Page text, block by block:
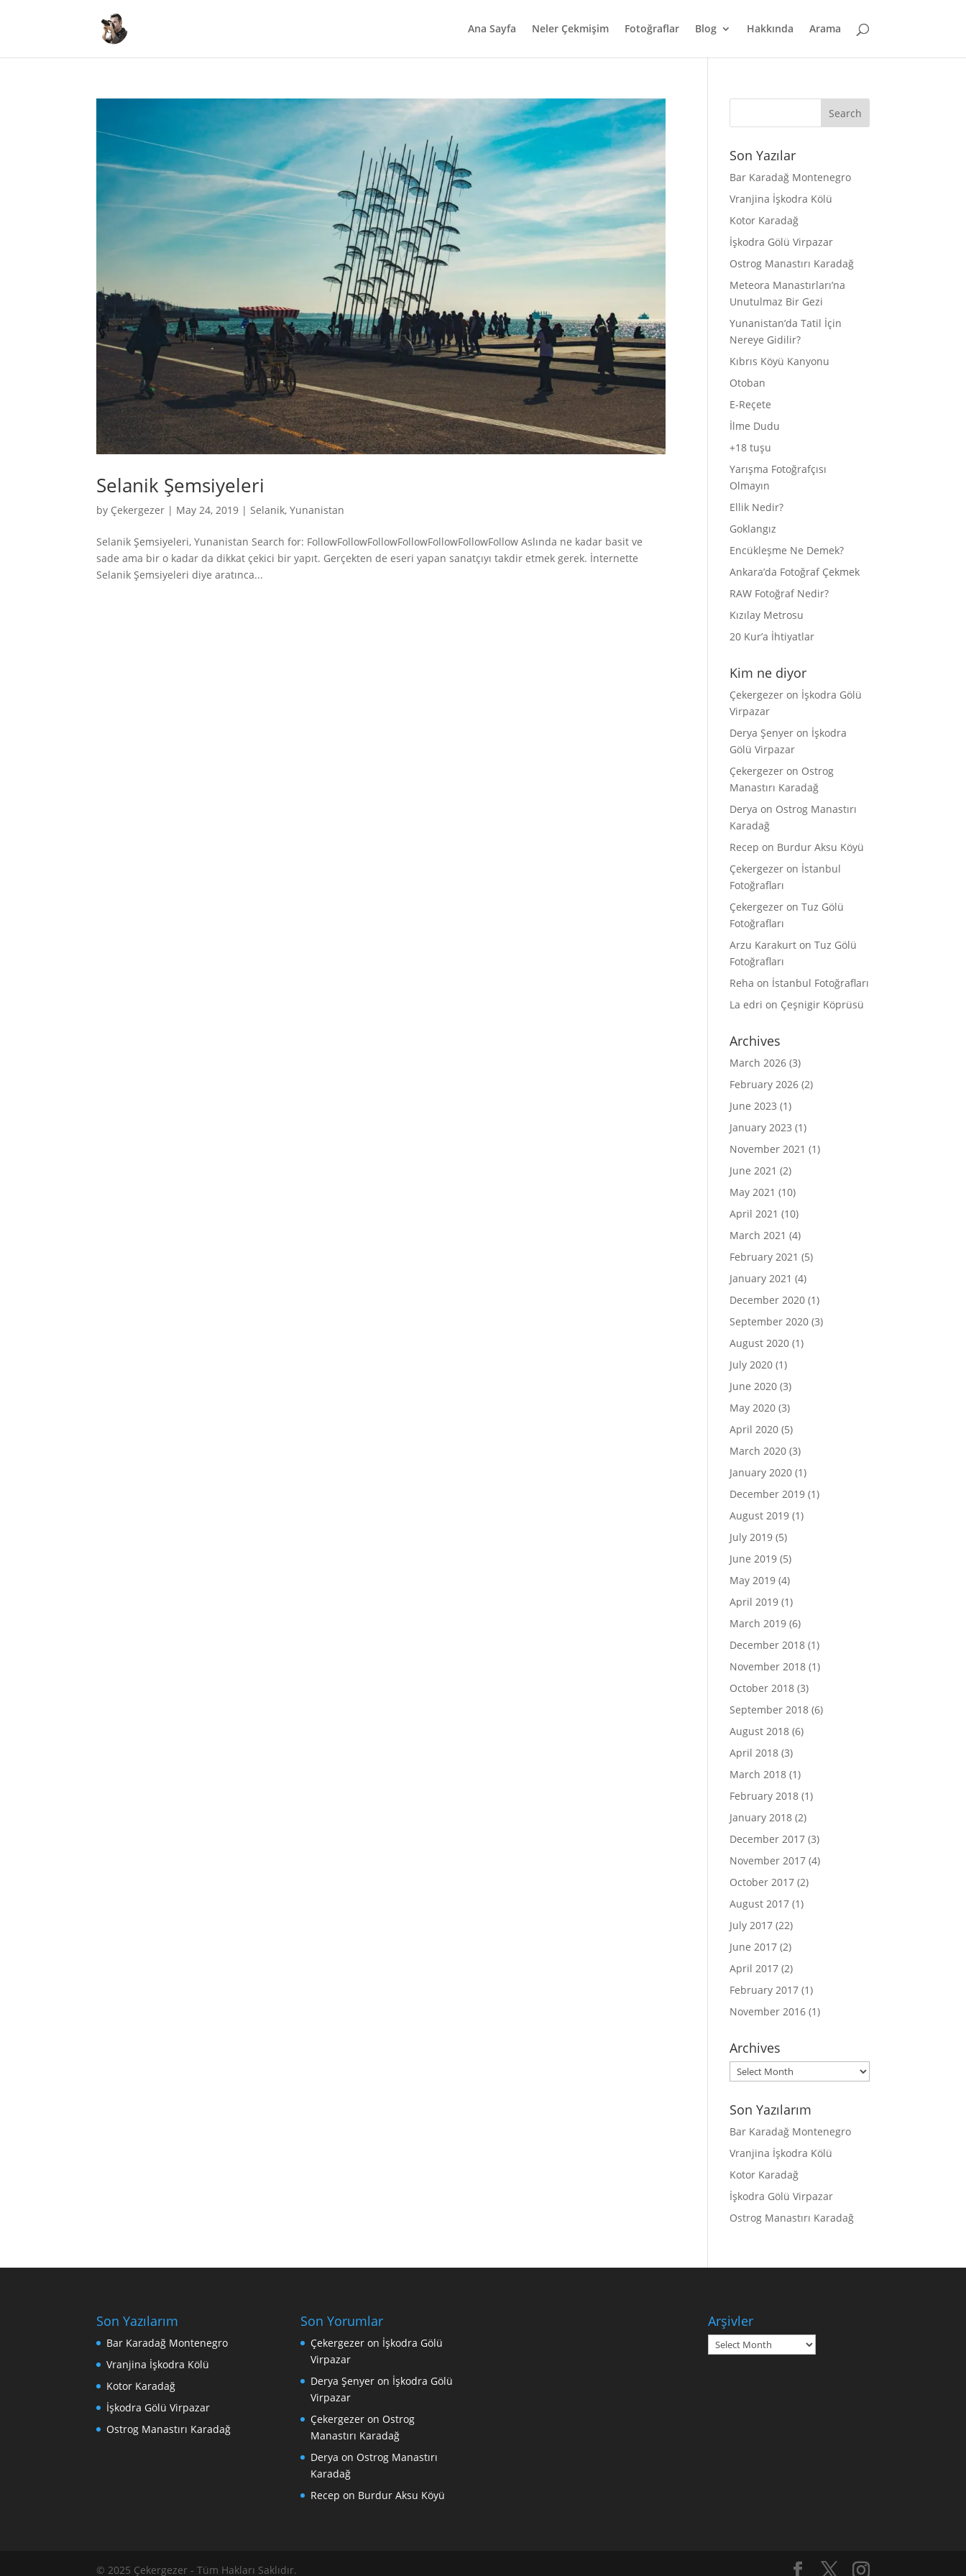
Ana Sayfa Neler Çekmişim Fotoğraflar Blog Hakkında Arama
Selanik Şemsiyeleri
by Çekergezer | May 24, 2019 | Selanik,Yunanistan
Selanik Şemsiyeleri, Yunanistan Search for: FollowFollowFollowFollowFollowFollowFollow Aslında ne kadar basit ve
sade ama bir o kadar da dikkat çekici bir yapıt. Gerçekten de eseri yapan sanatçıyı takdir etmek gerek. İnternette
Selanik Şemsiyeleri diye aratınca...
Son Yazılar
Bar Karadağ Montenegro
Vranjina İşkodra Kölü
Kotor Karadağ
İşkodra Gölü Virpazar
Ostrog Manastırı Karadağ
Meteora Manastırları’na
Unutulmaz Bir Gezi
Yunanistan’da Tatil İçin
Nereye Gidilir?
Kıbrıs Köyü Kanyonu
Otoban
E-Reçete
İlme Dudu
+18 tuşu
Yarışma Fotoğrafçısı
Olmayın
Ellik Nedir?
Goklangız
Encükleşme Ne Demek?
Ankara’da Fotoğraf Çekmek
RAW Fotoğraf Nedir?
Kızılay Metrosu
20 Kur’a İhtiyatlar
Kim ne diyor
Çekergezer on İşkodra Gölü
Virpazar
Derya Şenyer on İşkodra
Gölü Virpazar
Çekergezer on Ostrog
Manastırı Karadağ
Derya on Ostrog Manastırı
Karadağ
Recep on Burdur Aksu Köyü
Çekergezer on İstanbul
Fotoğrafları
Çekergezer onTuz Gölü
Fotoğrafları
Arzu Karakurt onTuz Gölü
Fotoğrafları
Reha on İstanbul Fotoğrafları
La edri on Çeşnigir Köprüsü
Archives
March 2026 (3)
February 2026 (2)
June 2023 (1)
January 2023 (1)
November 2021 (1)
June 2021 (2)
May 2021 (10)
April 2021 (10)
March 2021 (4)
February 2021 (5)
January 2021 (4)
December 2020 (1)
September 2020 (3)
August 2020 (1)
July 2020 (1)
June 2020 (3)
May 2020 (3)
April 2020 (5)
March 2020 (3)
January 2020 (1)
December 2019 (1)
August 2019 (1)
July 2019 (5)
June 2019 (5)
May 2019 (4)
April 2019 (1)
March 2019 (6)
December 2018 (1)
November 2018 (1)
October 2018 (3)
September 2018 (6)
August 2018 (6)
April 2018 (3)
March 2018 (1)
February 2018 (1)
January 2018 (2)
December 2017 (3)
November 2017 (4)
October 2017 (2)
August 2017 (1)
July 2017 (22)
June 2017 (2)
April 2017 (2)
February 2017 (1)
November 2016 (1)
Archives
Archives
Son Yazılarım
Bar Karadağ Montenegro
Vranjina İşkodra Kölü
Kotor Karadağ
İşkodra Gölü Virpazar
Ostrog Manastırı Karadağ
Son Yazılarım
Bar Karadağ Montenegro
Vranjina İşkodra Kölü
Kotor Karadağ
İşkodra Gölü Virpazar
Ostrog Manastırı Karadağ
Son Yorumlar
Çekergezeron İşkodra Gölü
Virpazar
Derya Şenyeron İşkodra Gölü
Virpazar
Çekergezeron Ostrog
Manastırı Karadağ
Derya on Ostrog Manastırı
Karadağ
Recep on Burdur Aksu Köyü
Arşivler
Arşivler
© 2025 Çekergezer - Tüm Hakları Saklıdır.